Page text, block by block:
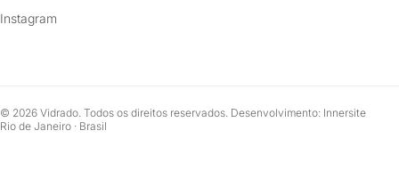
Instagram
© 2026 Vidrado. Todos os direitos reservados. Desenvolvimento: Innersite
Rio de Janeiro · Brasil